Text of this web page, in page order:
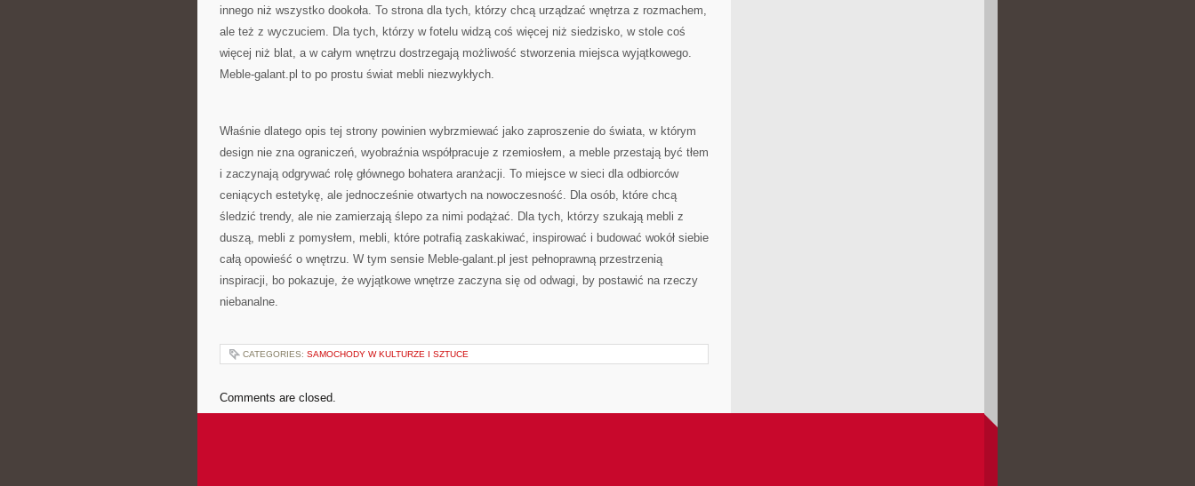
innego niż wszystko dookoła. To strona dla tych, którzy chcą urządzać wnętrza z rozmachem,
ale też z wyczuciem. Dla tych, którzy w fotelu widzą coś więcej niż siedzisko, w stole coś
więcej niż blat, a w całym wnętrzu dostrzegają możliwość stworzenia miejsca wyjątkowego.
Meble-galant.pl to po prostu świat mebli niezwykłych.
Właśnie dlatego opis tej strony powinien wybrzmiewać jako zaproszenie do świata, w którym
design nie zna ograniczeń, wyobraźnia współpracuje z rzemiosłem, a meble przestają być tłem
i zaczynają odgrywać rolę głównego bohatera aranżacji. To miejsce w sieci dla odbiorców
ceniących estetykę, ale jednocześnie otwartych na nowoczesność. Dla osób, które chcą
śledzić trendy, ale nie zamierzają ślepo za nimi podążać. Dla tych, którzy szukają mebli z
duszą, mebli z pomysłem, mebli, które potrafią zaskakiwać, inspirować i budować wokół siebie
całą opowieść o wnętrzu. W tym sensie Meble-galant.pl jest pełnoprawną przestrzenią
inspiracji, bo pokazuje, że wyjątkowe wnętrze zaczyna się od odwagi, by postawić na rzeczy
niebanalne.
CATEGORIES: SAMOCHODY W KULTURZE I SZTUCE
Comments are closed.